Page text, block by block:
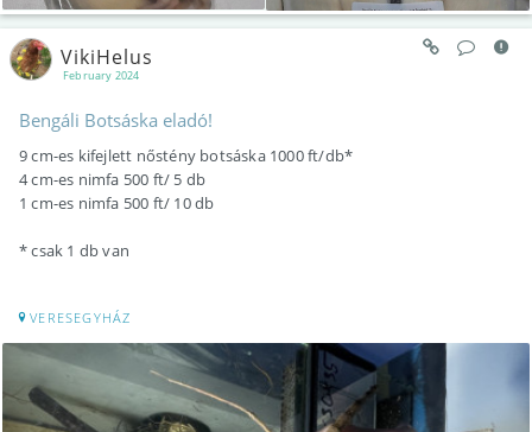
February 2024
VikiHelus
Bengáli Botsáska eladó!
9 cm-es kifejlett nőstény botsáska 1000 ft/db*
4 cm-es nimfa 500 ft/ 5 db
1 cm-es nimfa 500 ft/ 10 db
* csak 1 db van
VERESEGYHÁZ